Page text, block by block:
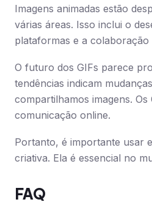
Imagens animadas estão
várias áreas. Isso inclui o
plataformas e a colaboração
O futuro dos GIFs parece
tendências indicam
compartilhamos imagens. Os
comunicação online.
Portanto, é importante usar
criativa. Ela é essencial no
FAQ